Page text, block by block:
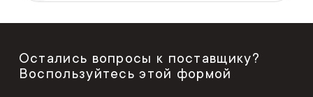
Остались вопросы к поставщику?
Воспользуйтесь этой формой